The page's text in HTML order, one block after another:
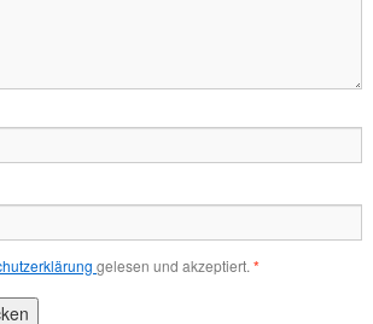
gelesen und akzeptiert. *